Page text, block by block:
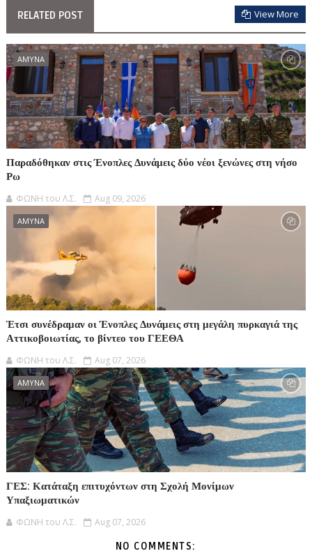
RELATED POST View More
ΑΜΥΝΑ
Παραδόθηκαν στις Ένοπλες Δυνάμεις δύο νέοι ξενώνες στη νήσο
Ρω
ΦΩΝΗ του Λ.Σ. Aug 09, 2026
ΑΜΥΝΑ
Έτσι συνέδραμαν οι Ένοπλες Δυνάμεις στη μεγάλη πυρκαγιά της
Αττικοβοιωτίας, το βίντεο του ΓΕΕΘΑ
ΦΩΝΗ του Λ.Σ. Aug 07, 2026
ΑΜΥΝΑ
ΓΕΣ: Κατάταξη επιτυχόντων στη Σχολή Μονίμων
Υπαξιωματικών
ΦΩΝΗ του Λ.Σ. Aug 07, 2026
NO COMMENTS: